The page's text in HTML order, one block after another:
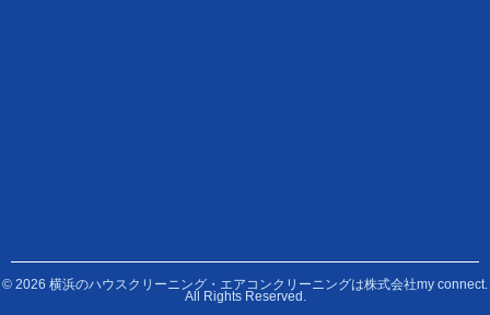
© 2026 横浜のハウスクリーニング・エアコンクリーニングは株式会社my connect.
All Rights Reserved.